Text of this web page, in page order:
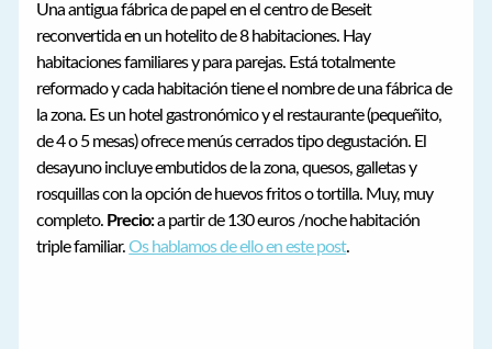
Una antigua fábrica de papel en el centro de Beseit
reconvertida en un hotelito de 8 habitaciones. Hay
habitaciones familiares y para parejas. Está totalmente
reformado y cada habitación tiene el nombre de una fábrica de
la zona. Es un hotel gastronómico y el restaurante (pequeñito,
de 4 o 5 mesas) ofrece menús cerrados tipo degustación. El
desayuno incluye embutidos de la zona, quesos, galletas y
rosquillas con la opción de huevos fritos o tortilla. Muy, muy
completo. Precio:a partir de 130 euros /noche habitación
triple familiar.Os hablamos de ello en este post.